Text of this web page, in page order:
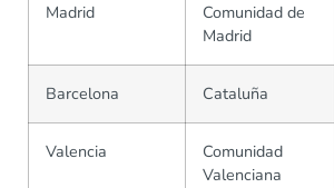
Madrid
Comunidad de
Madrid
Barcelona Cataluña
Valencia
Comunidad
Valenciana